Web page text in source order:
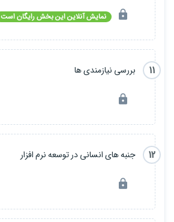
نمایش آنلاین این بخش رایگان است
11 بررسی نیازمندی ها
12 جنبه های انسانی در توسعه نرم افزار